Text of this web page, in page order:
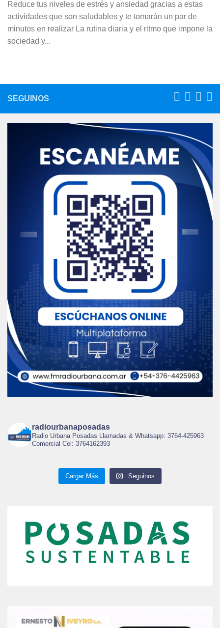
Reduce tus niveles de estrés y ansiedad gracias a estas
actividades que son saludables y te tomarán un par de
minutos en realizar La rutina diaria y el ritmo que impone la
sociedad y...
SEGUINOS
radiourbanaposadas
Radio Urbana Posadas Llamadas & Whatsapp: 3764-425963
Comercial Cel: 3764162393
Cargar Más Seguinos